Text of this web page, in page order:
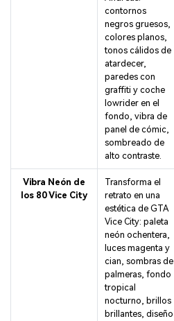
contornos
negros gruesos,
colores planos,
tonos cálidos de
atardecer,
paredes con
graffiti y coche
lowrider en el
fondo, vibra de
panel de cómic,
sombreado de
alto contraste.
Vibra Neón de
los 80 Vice City
Transforma el
retrato en una
estética de GTA
Vice City: paleta
neón ochentera,
luces magenta y
cian, sombras de
palmeras, fondo
tropical
nocturno, brillos
brillantes, diseño